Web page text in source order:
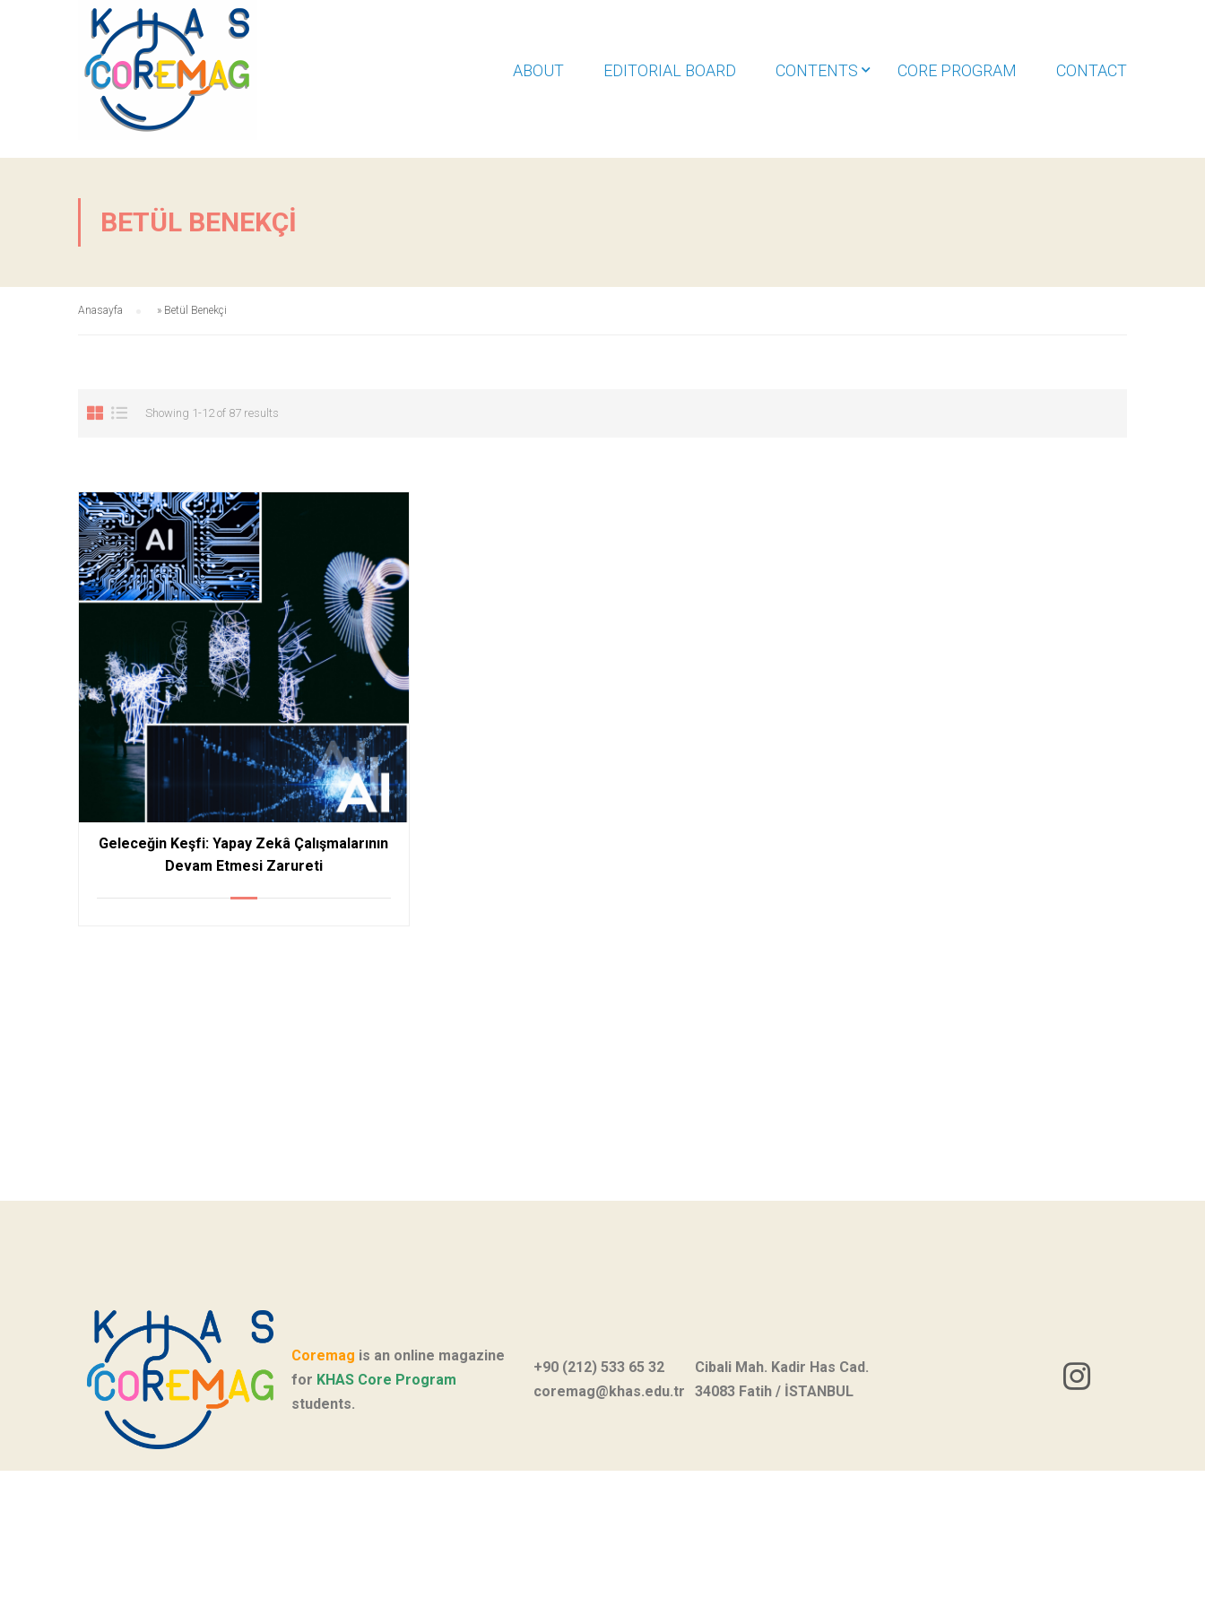
ABOUT EDITORIAL BOARD CONTENTS CORE PROGRAM CONTACT
BETÜL BENEKÇI
Anasayfa » Betül Benekçi
Showing 1-12 of 87 results
Geleceğin Keşfi: Yapay Zekâ Çalışmalarının
Devam Etmesi Zarureti
Coremag is an online magazine
for KHAS Core Program
students.
+90 (212) 533 65 32
coremag@khas.edu.tr
Cibali Mah. Kadir Has Cad.
34083 Fatih / İSTANBUL